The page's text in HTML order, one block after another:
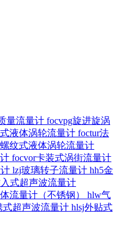
量流量计 focvpg旋进旋涡
液体涡轮流量计 foctur法
纹式液体涡轮流量计
focvor卡装式涡街流量计
lzj玻璃转子流量计 hh5金
式超声波流量计
流量计（不锈钢） hlw气
式超声波流量计 hlsj外贴式